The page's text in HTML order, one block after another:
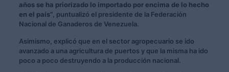
años se ha priorizado lo importado por encima de lo hecho
en el país”, puntualizó el presidente de la Federación
Nacional de Ganaderos de Venezuela.
Asimismo, explicó que en el sector agropecuario se ido
avanzado a una agricultura de puertos y que la misma ha ido
poco a poco destruyendo a la producción nacional.